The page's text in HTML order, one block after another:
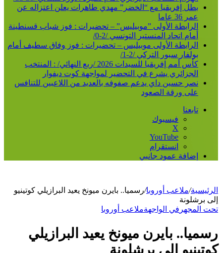
بطل إفريقيا مع “الخضر” مهدي طاهرات يعلن اعتزاله عن
عمر 36 عاما
الرابطة الأولى ”موبيليس” – تحضيرات : فوز شباب قسنطينة
أمام اتحاد المنستير التونسي /2-0/
الرابطة الأولى موبيليس – تحضيرات : فوز وفاق سطيف أمام
بولفار سبور التركي /2-1/
كأس أمم إفريقيا للسيدات 2026 /ربع النهائي/ : المنتخب
الجزائري يشرع في التحضير لمواجهة كوت ديفوار
نصر حسين داي يدعم صفوفه بالعديد من اللاعبين للتنافس
على ورقة الصعود
تابعنا
فيسبوك
‫X
‫YouTube
انستقرام
إضافة عمود جانبي
الرئيسية/ملاعب أوروبا/رسميا.. بايرن ميونخ يعيد البرازيلي كوتينيو
إلى برشلونة
تحت المجهر في الواجهةملاعب أوروبا
رسميا.. بايرن ميونخ يعيد البرازيلي
كوتينيو إلى برشلونة